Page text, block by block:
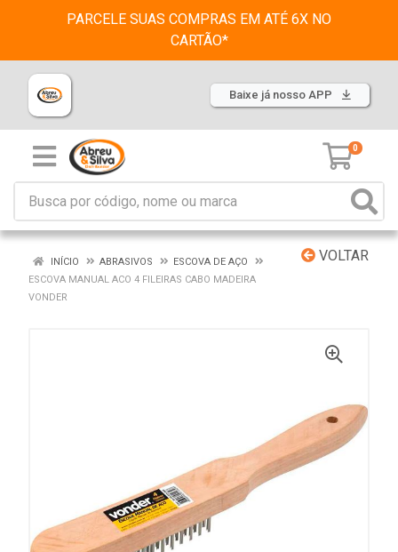
PARCELE SUAS COMPRAS EM ATÉ 6X NO
CARTÃO*
Baixe já nosso APP
0
VOLTAR
INÍCIO ABRASIVOS
ESCOVA DE AÇO
ESCOVA MANUAL ACO 4 FILEIRAS CABO MADEIRA
VONDER